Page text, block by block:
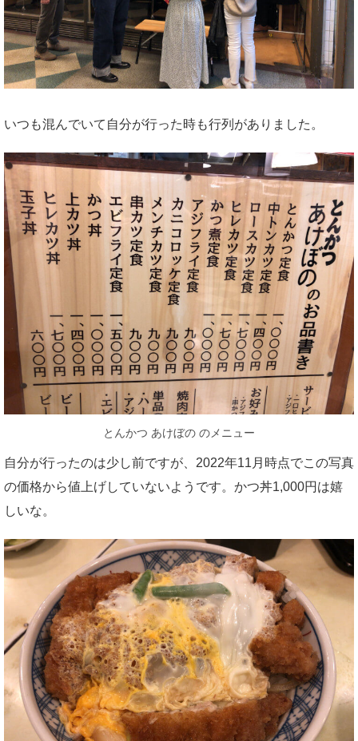
いつも混んでいて自分が行った時も行列がありました。
とんかつ あけぼの のメニュー
自分が行ったのは少し前ですが、2022年11月時点でこの写真
の価格から値上げしていないようです。かつ丼1,000円は嬉
しいな。